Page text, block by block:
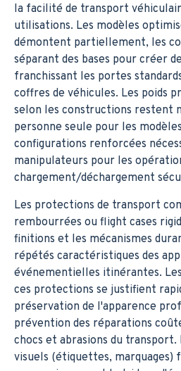
la facilité de transport
utilisations. Les modèles
démontent partiellement, les
séparant des bases pour créer
franchissant les portes
coffres de véhicules. Les poids
selon les constructions restent
personne seule pour les
configurations renforcées
manipulateurs pour les
chargement/déchargement
Les protections de transport
rembourrées ou flight cases
finitions et les mécanismes
répétés caractéristiques des
événementielles itinérantes.
ces protections se justifient
préservation de l'apparence
prévention des réparations
chocs et abrasions du
visuels (étiquettes, marquages)